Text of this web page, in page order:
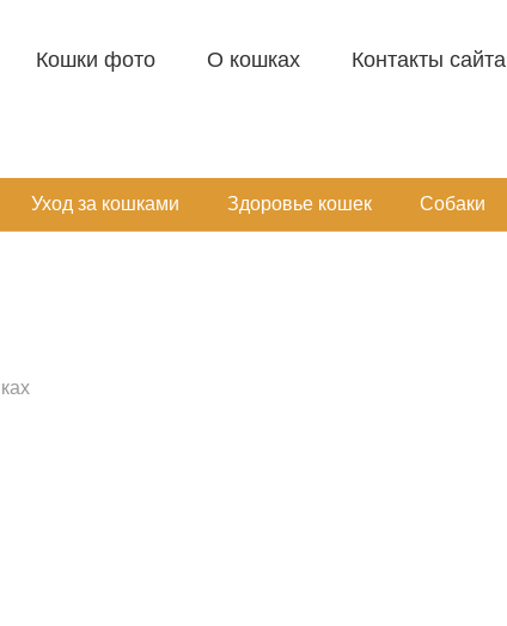
Кошки фото О кошках Контакты сайта
Уход за кошками Здоровье кошек Собаки